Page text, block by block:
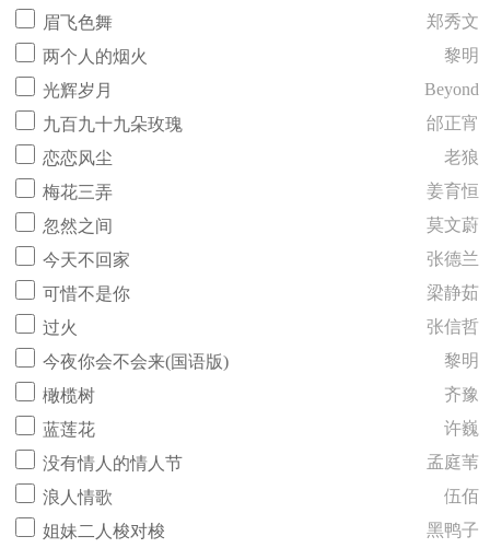
眉飞色舞
郑秀文
两个人的烟火
黎明
光辉岁月
Beyond
九百九十九朵玫瑰
邰正宵
恋恋风尘
老狼
梅花三弄
姜育恒
忽然之间
莫文蔚
今天不回家
张德兰
可惜不是你
梁静茹
过火
张信哲
今夜你会不会来(国语版)
黎明
橄榄树
齐豫
蓝莲花
许巍
没有情人的情人节
孟庭苇
浪人情歌
伍佰
姐妹二人梭对梭
黑鸭子